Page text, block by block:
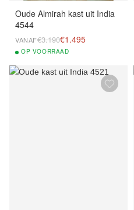
Oude Almirah kast uit India
4544
VANAF€3.190€1.495
OP VOORRAAD